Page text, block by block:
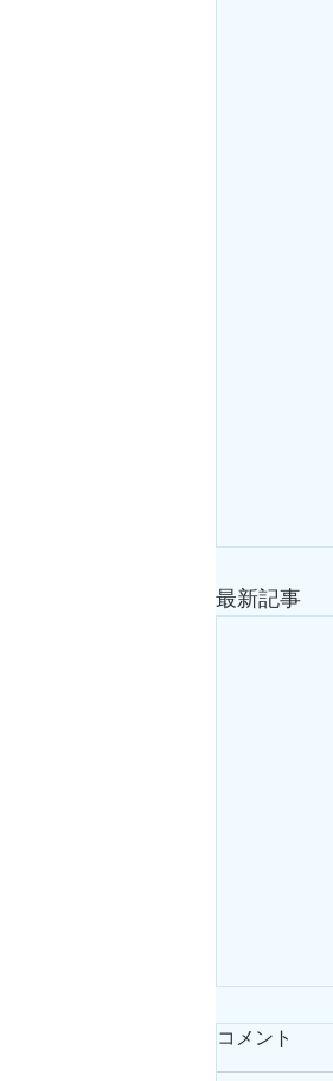
最新記事
コメント